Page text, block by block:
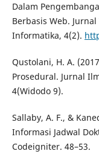
Dalam
Berbasis Web.
Informatika, 4(2).
Qustolani, H. A.
Prosedural. Jurnal
4(Widodo 9).
Sallaby, A. F., &
Informasi Jadwal
Codeigniter. 48–53.